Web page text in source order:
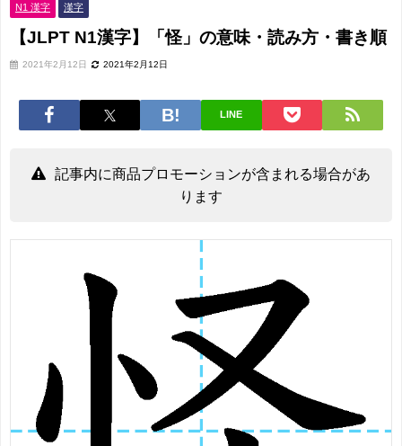
N1 漢字 漢字
【JLPT N1漢字】「怪」の意味・読み方・書き順
2021年2月12日 2021年2月12日
LINE
記事内に商品プロモーションが含まれる場合があ
ります